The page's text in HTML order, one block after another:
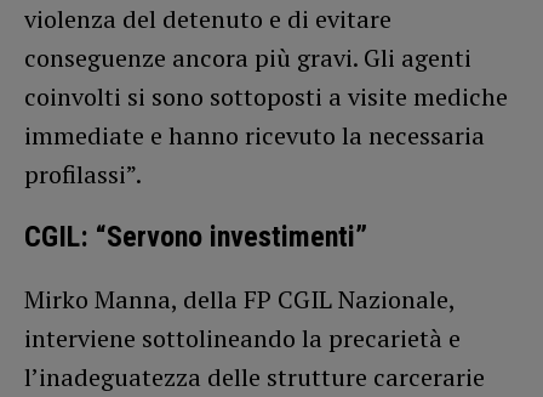
violenza del detenuto e di evitare
conseguenze ancora più gravi. Gli agenti
coinvolti si sono sottoposti a visite mediche
immediate e hanno ricevuto la necessaria
profilassi”.
CGIL: “Servono investimenti”
Mirko Manna, della FP CGIL Nazionale,
interviene sottolineando la precarietà e
l’inadeguatezza delle strutture carcerarie